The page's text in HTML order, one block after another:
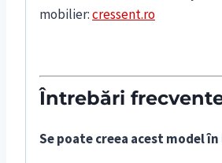
mobilier:cressent.ro
Întrebări
Se poate creea acest model